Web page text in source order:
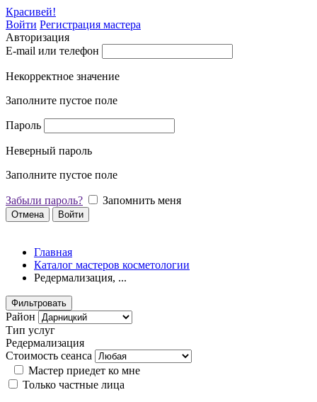
Красивей!
Войти Регистрация мастера
Авторизация
E-mail или телефон
Некорректное значение
Заполните пустое поле
Пароль
Неверный пароль
Заполните пустое поле
Забыли пароль? Запомнить меня
Отмена Войти
Главная
Каталог мастеров косметологии
Редермализация, ...
Фильтровать
Район
Тип услуг
Редермализация
Стоимость сеанса
Мастер приедет ко мне
Только частные лица